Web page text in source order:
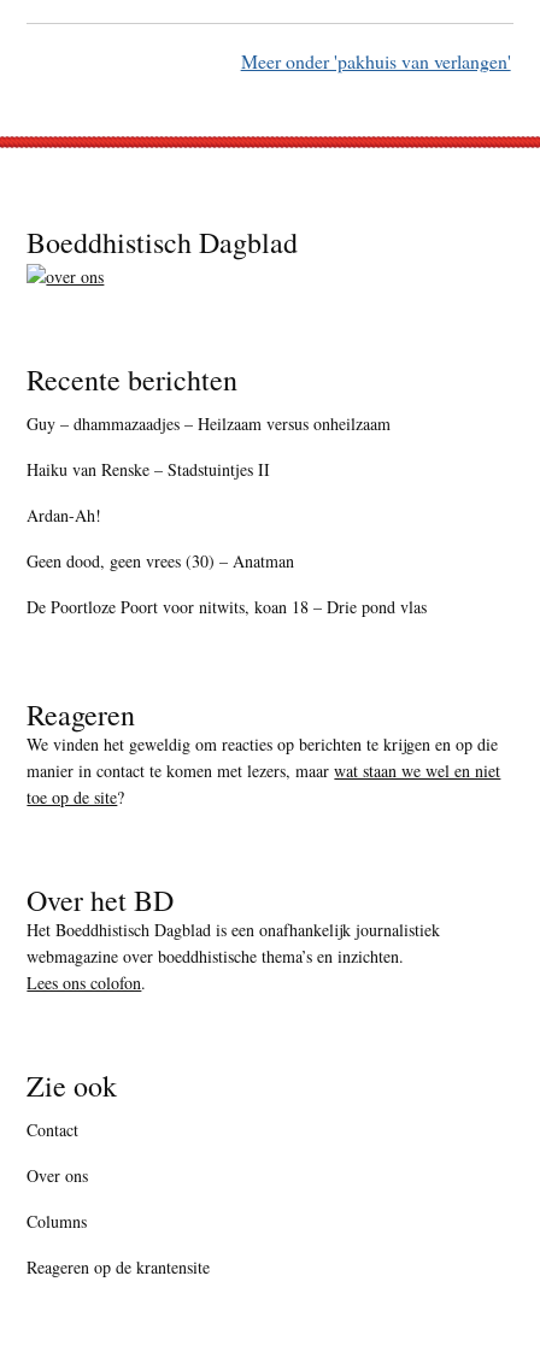
Meer onder 'pakhuis van verlangen'
Footer
Boeddhistisch Dagblad
Recente berichten
Guy – dhammazaadjes – Heilzaam versus onheilzaam
Haiku van Renske – Stadstuintjes II
Ardan-Ah!
Geen dood, geen vrees (30) – Anatman
De Poortloze Poort voor nitwits, koan 18 – Drie pond vlas
Reageren
We vinden het geweldig om reacties op berichten te krijgen en op die
manier in contact te komen met lezers, maarwat staan we wel en niet
toe op de site?
Over het BD
Het Boeddhistisch Dagblad is een onafhankelijk journalistiek
webmagazine over boeddhistische thema’s en inzichten.
Lees ons colofon.
Zie ook
Contact
Over ons
Columns
Reageren op de krantensite